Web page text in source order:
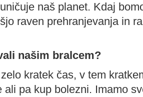
naš planet. Kdaj
raven prehranjevanja in
našim bralcem?
kratek čas, v tem
ali pa kup bolezni. Imamo